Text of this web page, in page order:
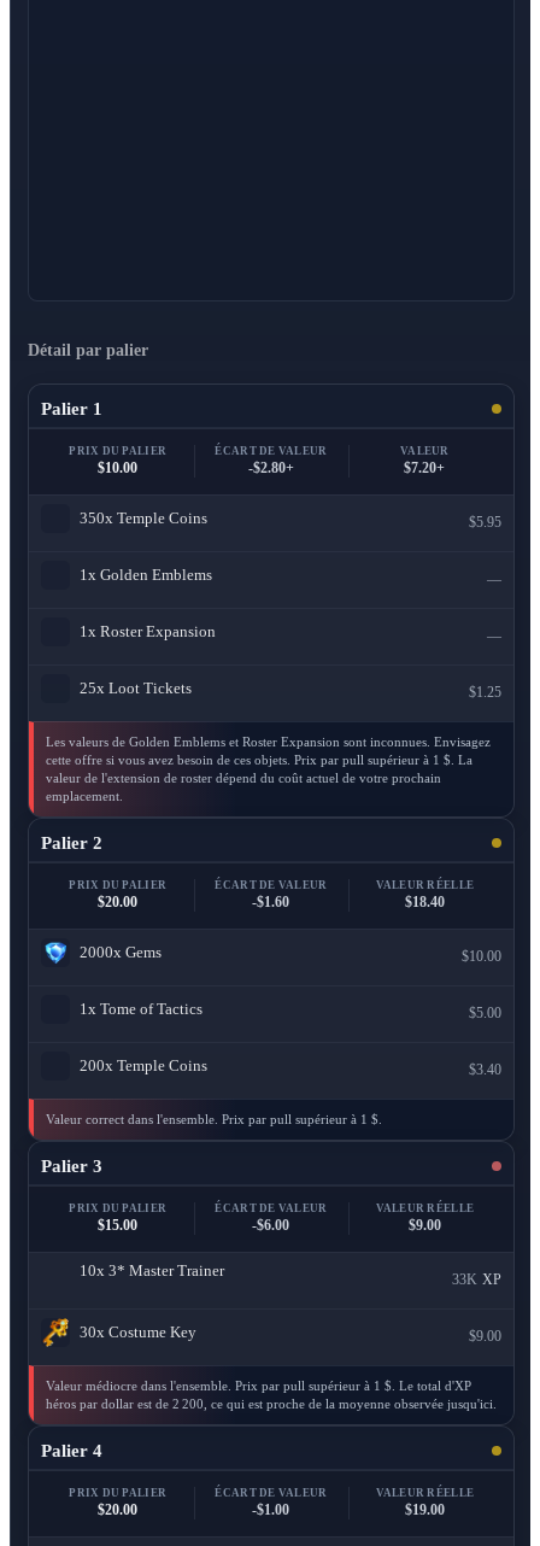
Détail par palier
Palier 1
PRIX DU PALIER
$10.00
ÉCART DE VALEUR
-$2.80+
VALEUR
$7.20+
350x Temple Coins $5.95
1x Golden Emblems —
1x Roster Expansion —
25x Loot Tickets $1.25
Les valeurs de Golden Emblems et Roster Expansion sont inconnues. Envisagez
cette offre si vous avez besoin de ces objets. Prix par pull supérieur à 1 $. La
valeur de l'extension de roster dépend du coût actuel de votre prochain
emplacement.
Palier 2
PRIX DU PALIER
$20.00
ÉCART DE VALEUR
-$1.60
VALEUR RÉELLE
$18.40
2000x Gems $10.00
1x Tome of Tactics $5.00
200x Temple Coins $3.40
Valeur correct dans l'ensemble. Prix par pull supérieur à 1 $.
Palier 3
PRIX DU PALIER
$15.00
ÉCART DE VALEUR
-$6.00
VALEUR RÉELLE
$9.00
10x 3* Master Trainer
33K XP
30x Costume Key $9.00
Valeur médiocre dans l'ensemble. Prix par pull supérieur à 1 $. Le total d'XP
héros par dollar est de 2 200, ce qui est proche de la moyenne observée jusqu'ici.
Palier 4
PRIX DU PALIER
$20.00
ÉCART DE VALEUR
-$1.00
VALEUR RÉELLE
$19.00